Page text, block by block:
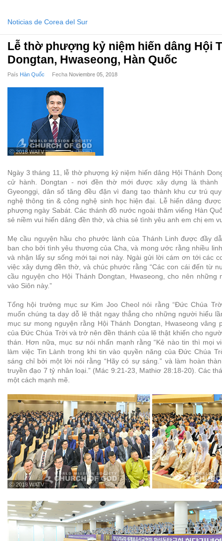
Noticias de Corea del Sur
Lễ thờ phượng kỷ niệm hiến dâng Hội
Dongtan, Hwaseong, Hàn Quốc
País Hàn Quốc Fecha Noviembre 05, 2018
ⓒ 2018 WATV
Ngày 3 tháng 11, lễ thờ phượng kỷ niệm hiến dâng Hội Thánh
cử hành. Dongtan - nơi đền thờ mới được xây dựng là
Gyeonggi, dân số tăng đều đặn vì đang tạo thành khu cư trú
nghệ thông tin & công nghệ sinh học hiện đại. Lễ hiến dâng
phượng ngày Sabát. Các thánh đồ nước ngoài thăm viếng Hàn
sẻ niềm vui hiến dâng đền thờ, và chia sẻ tình yêu anh em chị em
Mẹ cầu nguyện hầu cho phước lành của Thánh Linh được đầy
ban cho bởi tình yêu thương của Cha, và mong ước rằng nhiều
và nhận lấy sự sống mới tại nơi này. Ngài gửi lời cám ơn tới các
việc xây dựng đền thờ, và chúc phước rằng “Các con cái đến từ
cầu nguyện cho Hội Thánh Dongtan, Hwaseong, cho nên
vào Siôn này.”
Tổng hội trưởng mục sư Kim Joo Cheol nói rằng “Đức Chúa
muốn chúng ta dạy dỗ lẽ thật ngay thẳng cho những người hiểu
mục sư mong nguyện rằng Hội Thánh Dongtan, Hwaseong vâng
của Đức Chúa Trời và trở nên đền thánh của lẽ thật khiến cho
thán. Hơn nữa, mục sư nói nhấn mạnh rằng “Kẻ nào tin thì mọi
làm việc Tin Lành trong khi tin vào quyền năng của Đức Chúa
sáng chỉ bởi một lời nói rằng “Hãy có sự sáng.” và làm hoàn
truyền đạo 7 tỷ nhân loại.” (Mác 9:21-23, Mathiơ 28:18-20). Các
một cách mạnh mẽ.
ⓒ 2018 WATV